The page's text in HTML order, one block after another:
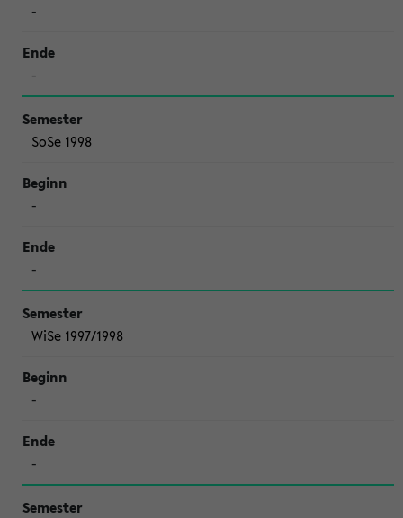
-
-
SoSe 1998
-
-
WiSe 1997/1998
-
-